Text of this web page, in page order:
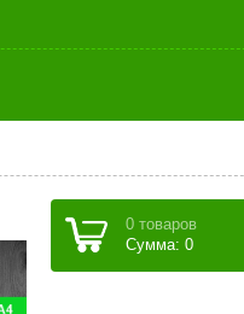
0 товаров
Сумма: 0